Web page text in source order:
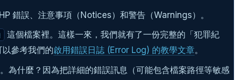
錯誤、注意事項（Notices）和警告（Warnings）。
這個檔案裡。這樣一來，我們就有了一份完整的「犯罪紀
參考我們的啟用錯誤日誌 (Error Log) 的教學文章。
為什麼？因為把詳細的錯誤訊息（可能包含檔案路徑等敏感